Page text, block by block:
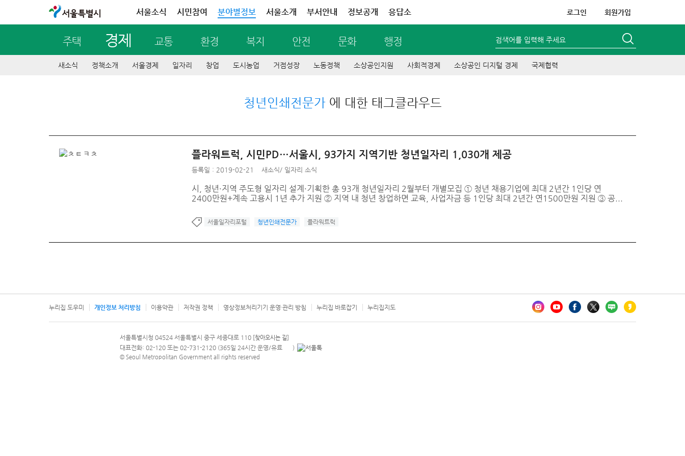
서울특별시 서울소식 시민참여 분야별정보 서울소개 부서안내 정보공개 응답소 로그인 회원가입
주택 경제 교통 환경 복지 안전 문화 행정 검색어를 입력해 주세요
새소식 정책소개 서울경제 일자리 창업 도시농업 거점성장 노동정책 소상공인지원 사회적경제 소상공인 디지털 경제 국제협력
청년인쇄전문가에 대한 태그클라우드
플라워트럭, 시민PD…서울시, 93가지 지역기반 청년일자리 1,030개 제공
등록일 : 2019-02-21 새소식/ 일자리 소식
시, 청년·지역 주도형 일자리 설계·기획한 총 93개 청년일자리 2월부터 개별모집 ① 청년 채용기업에 최대 2년간 1인당 연
2400만원+계속 고용시 1년 추가 지원 ② 지역 내 청년 창업하면 교육, 사업자금 등 1인당 최대 2년간 연1500만원 지원 ③ 공...
서울일자리포털 청년인쇄전문가 플라워트럭
누리집 도우미 개인정보 처리방침 이용약관 저작권 정책 영상정보처리기기 운영·관리 방침 누리집 바로잡기 누리집지도
문의 전화번호 120, 120 다산콜재단
서울특별시청 04524 서울특별시 중구 세종대로 110 [찾아오시는 길]
대표전화: 02-120 또는 02-731-2120 (365일 24시간 운영/유료 안내팝업 열기
)
© Seoul Metropolitan Government all rights reserved